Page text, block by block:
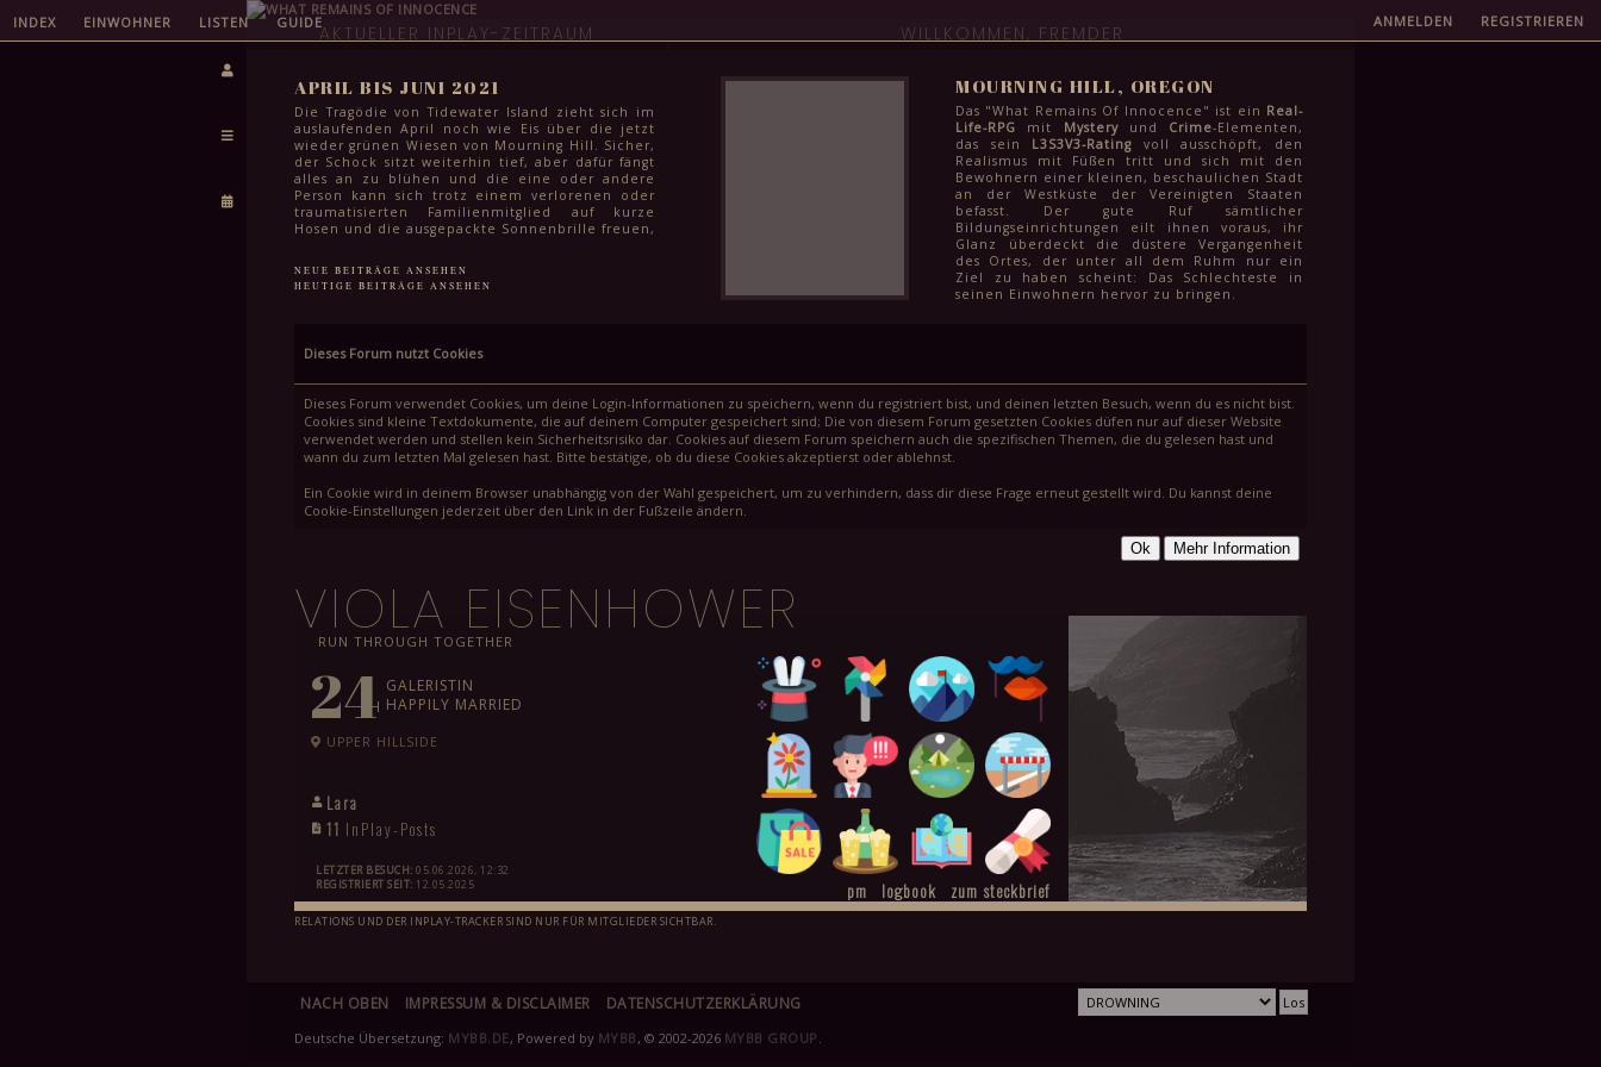
INDEX EINWOHNER LISTEN GUIDE ANMELDEN REGISTRIEREN
AKTUELLER INPLAY-ZEITRAUM WILLKOMMEN, FREMDER
APRIL BIS JUNI 2021
Die Tragödie von Tidewater Island zieht sich im
auslaufenden April noch wie Eis über die jetzt
wieder grünen Wiesen von Mourning Hill. Sicher,
der Schock sitzt weiterhin tief, aber dafür fängt
alles an zu blühen und die eine oder andere
Person kann sich trotz einem verlorenen oder
traumatisierten Familienmitglied auf kurze
Hosen und die ausgepackte Sonnenbrille freuen,
kühl ist. Das Leben geht weiter und für die
meisten steht in den kommenden Monaten
der Stadt auch das endgültige Finale ihrer
Schullaufbahn. Spätestens Mitte Juni kann aber
Feiern in lauen Frühsommernächsten steht
höchstens noch die Frage im Weg, wie schnell
man eine weitere stadtweite Tragödie vergessen
kann.
NEUE BEITRÄGE ANSEHEN
HEUTIGE BEITRÄGE ANSEHEN
MOURNING HILL, OREGON
Das "What Remains Of Innocence" ist ein Real-
Life-RPG mit Mysteryund Crime-Elementen,
das sein L3S3V3-Rating voll ausschöpft, den
Realismus mit Füßen tritt und sich mit den
Bewohnern einer kleinen, beschaulichen Stadt
an der Westküste der Vereinigten Staaten
befasst. Der gute Ruf sämtlicher
Bildungseinrichtungen eilt ihnen voraus, ihr
Glanz überdeckt die düstere Vergangenheit
des Ortes, der unter all dem Ruhm nur ein
Ziel zu haben scheint: Das Schlechteste in
seinen Einwohnern hervor zu bringen.
Dieses Forum nutzt Cookies
Dieses Forum verwendet Cookies, um deine Login-Informationen zu speichern, wenn du registriert bist, und deinen letzten Besuch, wenn du es nicht bist.
Cookies sind kleine Textdokumente, die auf deinem Computer gespeichert sind; Die von diesem Forum gesetzten Cookies düfen nur auf dieser Website
verwendet werden und stellen kein Sicherheitsrisiko dar. Cookies auf diesem Forum speichern auch die spezifischen Themen, die du gelesen hast und
wann du zum letzten Mal gelesen hast. Bitte bestätige, ob du diese Cookies akzeptierst oder ablehnst.
Ein Cookie wird in deinem Browser unabhängig von der Wahl gespeichert, um zu verhindern, dass dir diese Frage erneut gestellt wird. Du kannst deine
Cookie-Einstellungen jederzeit über den Link in der Fußzeile ändern.
VIOLA EISENHOWER
DUNKELB
RAUN
BRAUN-
GRÜN
SHE/HER
SCHWANGER IM 6. MONAT
(STAND MAI 2021)
RUN THROUGH TOGETHER
24 GALERISTIN
HAPPILY MARRIED
UPPER HILLSIDE
Lara
11 InPlay-Posts
LETZTER BESUCH: 05.06.2026, 12:32
REGISTRIERT SEIT: 12.05.2025 pm logbook zum steckbrief
RELATIONS UND DER INPLAY-TRACKER SIND NUR FÜR MITGLIEDER SICHTBAR.
NACH OBEN IMPRESSUM & DISCLAIMER DATENSCHUTZERKLÄRUNG
Deutsche Übersetzung: MYBB.DE, Powered by MYBB , © 2002-2026 MYBB GROUP .